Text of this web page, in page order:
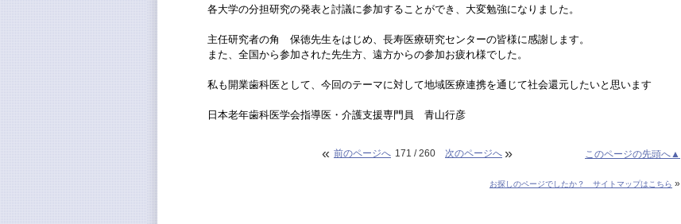
各大学の分担研究の発表と討議に参加することができ、大変勉強になりました。
主任研究者の角 保徳先生をはじめ、長寿医療研究センターの皆様に感謝します。
また、全国から参加された先生方、遠方からの参加お疲れ様でした。
私も開業歯科医として、今回のテーマに対して地域医療連携を通じて社会還元したいと思います
日本老年歯科医学会指導医・介護支援専門員 青山行彦
« 前のページへ 171 / 260 次のページへ » このページの先頭へ▲
お探しのページでしたか？ サイトマップはこちら »